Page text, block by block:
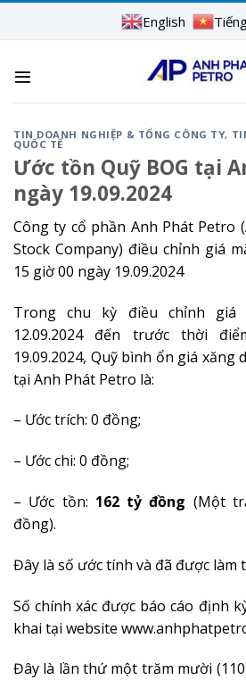
English
TIN DOANH NGHIỆP & TỔNG CÔNG TY,
QUỐC TẾ
Ước tồn Quỹ BOG tại
ngày 19.09.2024
Công ty cổ phần Anh Phát Petro
Stock Company) điều chỉnh giá
15 giờ 00 ngày 19.09.2024
Trong chu kỳ điều chỉnh
12.09.2024 đến trước thời
19.09.2024, Quỹ bình ổn giá xăng
tại Anh Phát Petro là:
– Ước trích: 0 đồng;
– Ước chi: 0 đồng;
– Ước tồn: 162 tỷ đồng (Một
đồng).
Đây là số ước tính và đã được làm
Số chính xác được báo cáo định
khai tại website
Đây là lần thứ một trăm mười